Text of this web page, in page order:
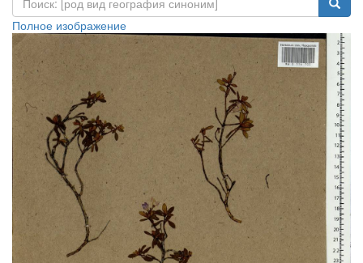
Полное изображение